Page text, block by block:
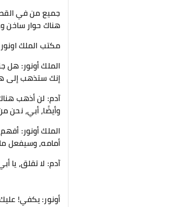
جميع من في
هناك حوار ساخن
مكتب الملك اونور
الملك أونور: هل
إنك ستذهب إلى
آدم: لن أذهب
وأيضًا، أبي،
الملك أونور:
أمامه، وسيفعل
آدم: لا تقلق، يا
أونور: يكفي!